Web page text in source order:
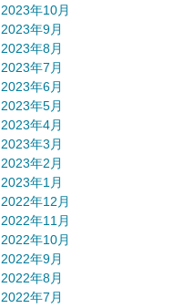
2023年10月
2023年9月
2023年8月
2023年7月
2023年6月
2023年5月
2023年4月
2023年3月
2023年2月
2023年1月
2022年12月
2022年11月
2022年10月
2022年9月
2022年8月
2022年7月